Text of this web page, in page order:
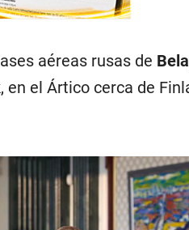
aéreas rusas de
en el Ártico cerca de